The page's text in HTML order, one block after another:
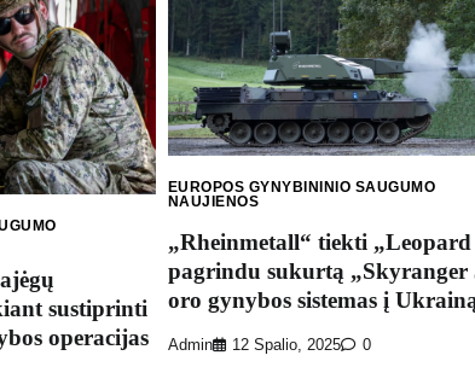
sustiprinti
operacijas
EUROPOS GYNYBININIO SAUGUMO
NAUJIENOS
„Rheinmetall“ tiekti „Leopard
pagrindu sukurtą „Skyranger
oro gynybos sistemas į
Admin 12 Spalio, 2025 0